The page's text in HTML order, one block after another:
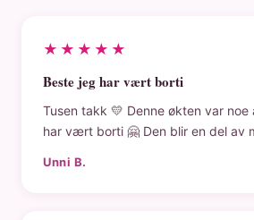
★★★★★
Beste jeg har vært borti
Tusen takk 💛 Denne økten var
har vært borti 🤗 Den blir en del av
Unni B.